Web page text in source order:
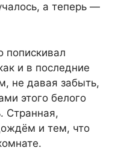
а теперь —
попискивал
и в последние
не давая забыть,
этого белого
Странная,
и тем, что